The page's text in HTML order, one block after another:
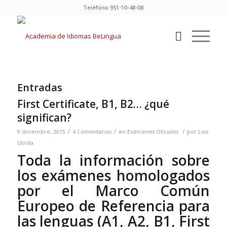
Teléfono 951-10-48-08
Entradas
First Certificate, B1, B2… ¿qué
significan?
9 diciembre, 2015 / 4 Comentarios / en Exámenes Oficiales / por Luis
Utrilla
Toda la información sobre
los exámenes homologados
por el Marco Común
Europeo de Referencia para
las lenguas (A1, A2, B1, First